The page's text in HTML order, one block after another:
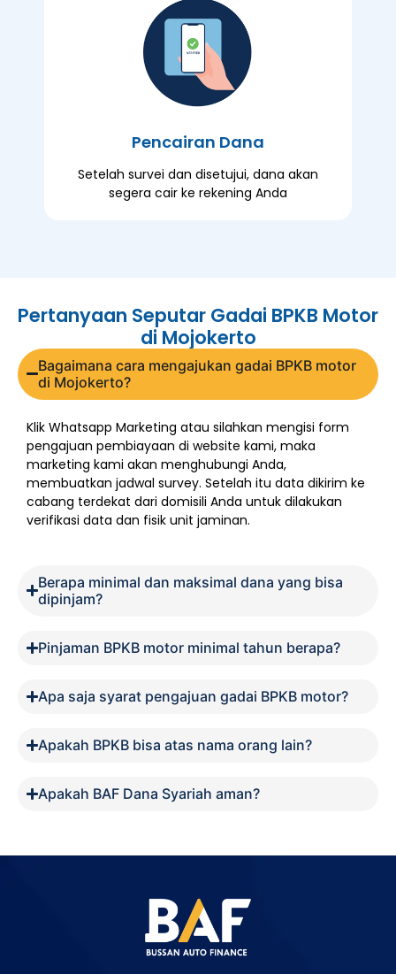
Pencairan Dana
Setelah survei dan disetujui, dana akan
segera cair ke rekening Anda
Pertanyaan Seputar Gadai BPKB Motor
di Mojokerto
Bagaimana cara mengajukan gadai BPKB motor
di Mojokerto?
Klik Whatsapp Marketing atau silahkan mengisi form
pengajuan pembiayaan di website kami, maka
marketing kami akan menghubungi Anda,
membuatkan jadwal survey. Setelah itu data dikirim ke
cabang terdekat dari domisili Anda untuk dilakukan
verifikasi data dan fisik unit jaminan.
Berapa minimal dan maksimal dana yang bisa
dipinjam?
Pinjaman BPKB motor minimal tahun berapa?
Apa saja syarat pengajuan gadai BPKB motor?
Apakah BPKB bisa atas nama orang lain?
Apakah BAF Dana Syariah aman?